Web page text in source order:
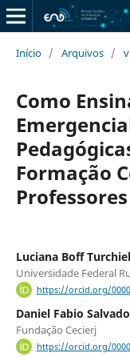
Início / Arquivos /
Como
Formação
Luciana Boff
Universidade Federal
https://orcid.org/
Daniel Fabio
Fundação Cecierj
https://orcid.org/